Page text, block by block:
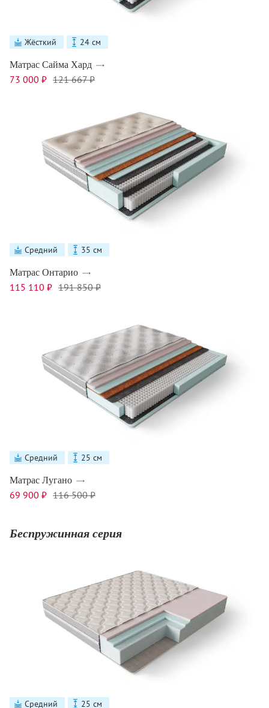
Жёсткий 24 см
Матрас Сайма Хард
73 000 ₽ 121 667 ₽
Средний 35 см
Матрас Онтарио
115 110 ₽ 191 850 ₽
Средний 25 см
Матрас Лугано
69 900 ₽ 116 500 ₽
Беспружинная серия
Средний 25 см